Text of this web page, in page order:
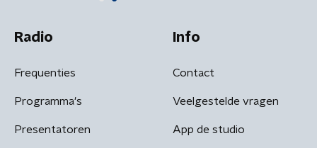
Radio
Frequenties
Programma's
Presentatoren
Info
Contact
Veelgestelde vragen
App de studio